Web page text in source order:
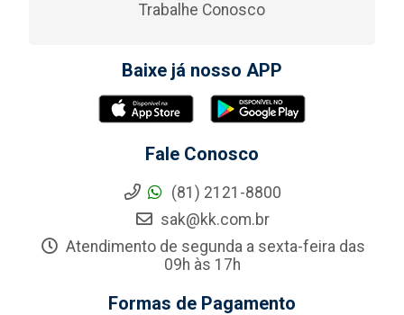
Trabalhe Conosco
Baixe já nosso APP
Fale Conosco
(81) 2121-8800
sak@kk.com.br
Atendimento de segunda a sexta-feira das
09h às 17h
Formas de Pagamento